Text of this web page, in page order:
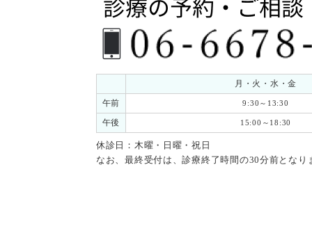
月・火・水・金
午前
9:30～13:30
午後 15:00～18:30
休診日：木曜・日曜・祝日
なお、最終受付は、診療終了時間の30分前となり